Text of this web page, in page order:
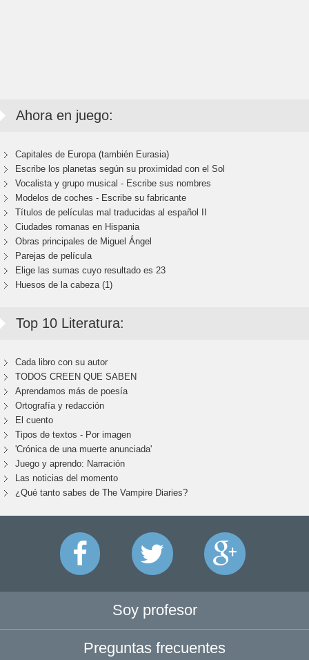
Ahora en juego:
Capitales de Europa (también Eurasia)
Escribe los planetas según su proximidad con el Sol
Vocalista y grupo musical - Escribe sus nombres
Modelos de coches - Escribe su fabricante
Títulos de películas mal traducidas al español II
Ciudades romanas en Hispania
Obras principales de Miguel Ángel
Parejas de película
Elige las sumas cuyo resultado es 23
Huesos de la cabeza (1)
Top 10 Literatura:
Cada libro con su autor
TODOS CREEN QUE SABEN
Aprendamos más de poesía
Ortografía y redacción
El cuento
Tipos de textos - Por imagen
'Crónica de una muerte anunciada'
Juego y aprendo: Narración
Las noticias del momento
¿Qué tanto sabes de The Vampire Diaries?
Soy profesor
Preguntas frecuentes